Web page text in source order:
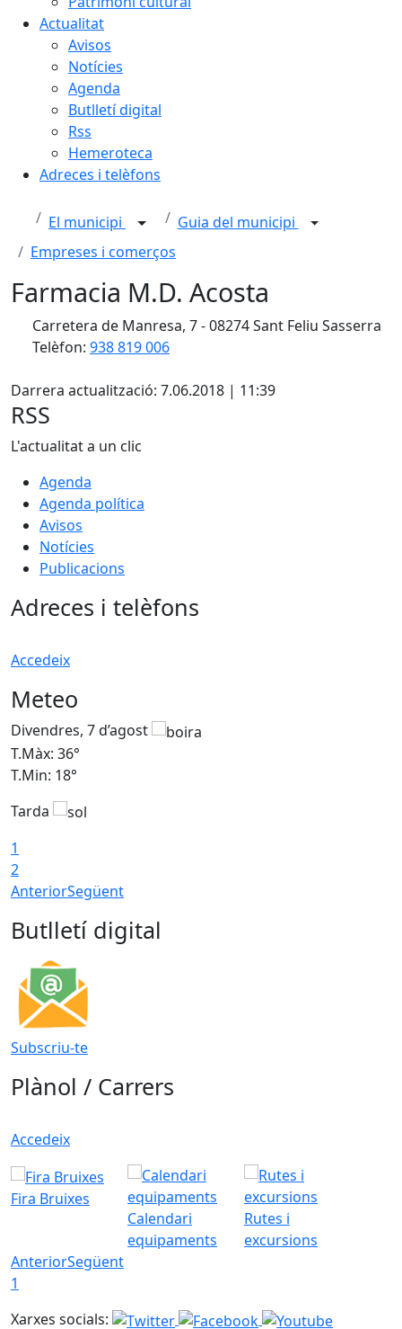
Actualitat
Avisos
Notícies
Agenda
Butlletí digital
Rss
Hemeroteca
Adreces i telèfons
El municipi
Guia del municipi
Empreses i comerços
Farmacia M.D. Acosta
Carretera de Manresa, 7 - 08274 Sant Feliu Sasserra
Telèfon: 938 819 006
Darrera actualització: 7.06.2018 | 11:39
RSS
L'actualitat a un clic
Agenda
Agenda política
Avisos
Notícies
Publicacions
Adreces i telèfons
Accedeix
Meteo
Divendres, 7 d’agost
T.Màx: 36°
T.Min: 18°
Tarda
1
2
AnteriorSegüent
Butlletí digital
Subscriu-te
Plànol / Carrers
Accedeix
Fira Bruixes
Calendari
equipaments
Rutes i
excursions
AnteriorSegüent
1
Xarxes socials: